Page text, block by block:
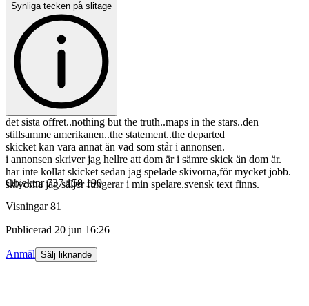
Synliga tecken på slitage
det sista offret..nothing but the truth..maps in the stars..den
stillsamme amerikanen..the statement..the departed
skicket kan vara annat än vad som står i annonsen.
i annonsen skriver jag hellre att dom är i sämre skick än dom är.
har inte kollat skicket sedan jag spelade skivorna,för mycket jobb.
skivorna jag säljer fungerar i min spelare.svensk text finns.
Objektnr 737 158 190
Visningar 81
Publicerad 20 jun 16:26
Anmäl Sälj liknande